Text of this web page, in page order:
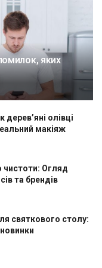
яких
олівці
макіяж
чистоти: Огляд
та брендів
святкового столу: